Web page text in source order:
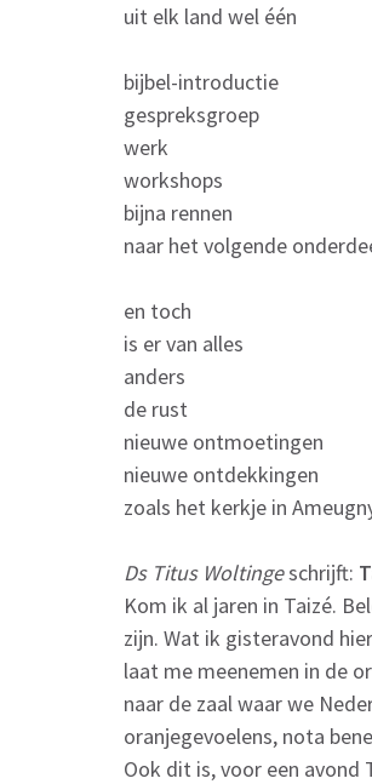
uit elk land wel één
bijbel-introductie
gespreksgroep
werk
workshops
bijna rennen
naar het volgende
en toch
is er van alles
anders
de rust
nieuwe ontmoetingen
nieuwe ontdekkingen
zoals het kerkje in
Ds Titus Woltingeschrijft:
Kom ik al jaren in Taizé.
zijn. Wat ik gisteravond
laat me meenemen in de
naar de zaal waar we
oranjegevoelens, nota
Ook dit is, voor een avond